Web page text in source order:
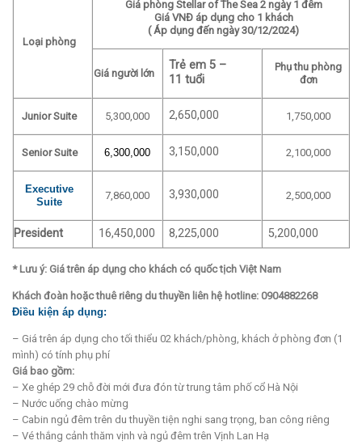
Loại phòng
Giá phòng Stellar of The Sea 2 ngày 1 đêm
Giá VNĐ áp dụng cho 1 khách
( Áp dụng đến ngày 30/12/2024)
Giá người lớn
Trẻ em 5 –
11 tuổi
Phụ thu phòng
đơn
Junior Suite 5,300,000 2,650,000 1,750,000
Senior Suite 6,300,000 3,150,000 2,100,000
Executive
Suite
7,860,000 3,930,000 2,500,000
President 16,450,000 8,225,000 5,200,000
* Lưu ý: Giá trên áp dụng cho khách có quốc tịch Việt Nam
Khách đoàn hoặc thuê riêng du thuyền liên hệ hotline: 0904882268
Điều kiện áp dụng:
– Giá trên áp dụng cho tối thiểu 02 khách/phòng, khách ở phòng đơn (1
mình) có tính phụ phí
Giá bao gồm:
– Xe ghép 29 chỗ đời mới đưa đón từ trung tâm phố cổ Hà Nội
– Nước uống chào mừng
– Cabin ngủ đêm trên du thuyền tiện nghi sang trọng, ban công riêng
– Vé thắng cảnh thăm vịnh và ngủ đêm trên Vịnh Lan Hạ